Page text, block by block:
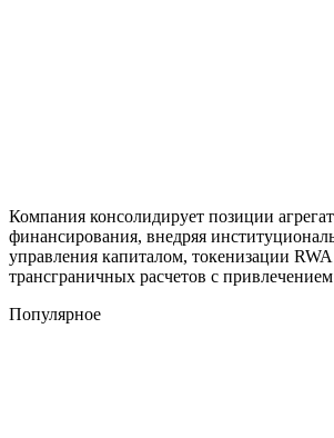
Компания консолидирует позиции
финансирования, внедряя
управления капиталом, токенизации
трансграничных расчетов с
Популярное